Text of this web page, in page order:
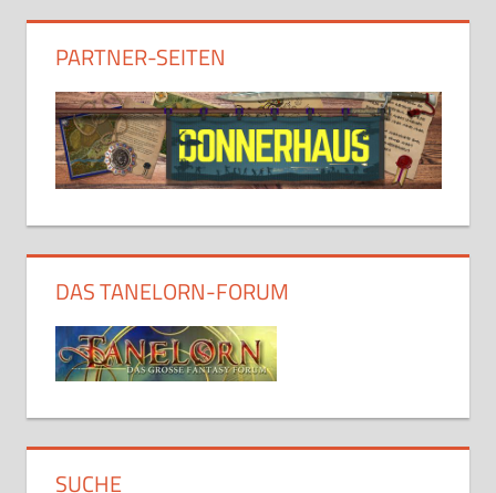
PARTNER-SEITEN
DAS TANELORN-FORUM
SUCHE